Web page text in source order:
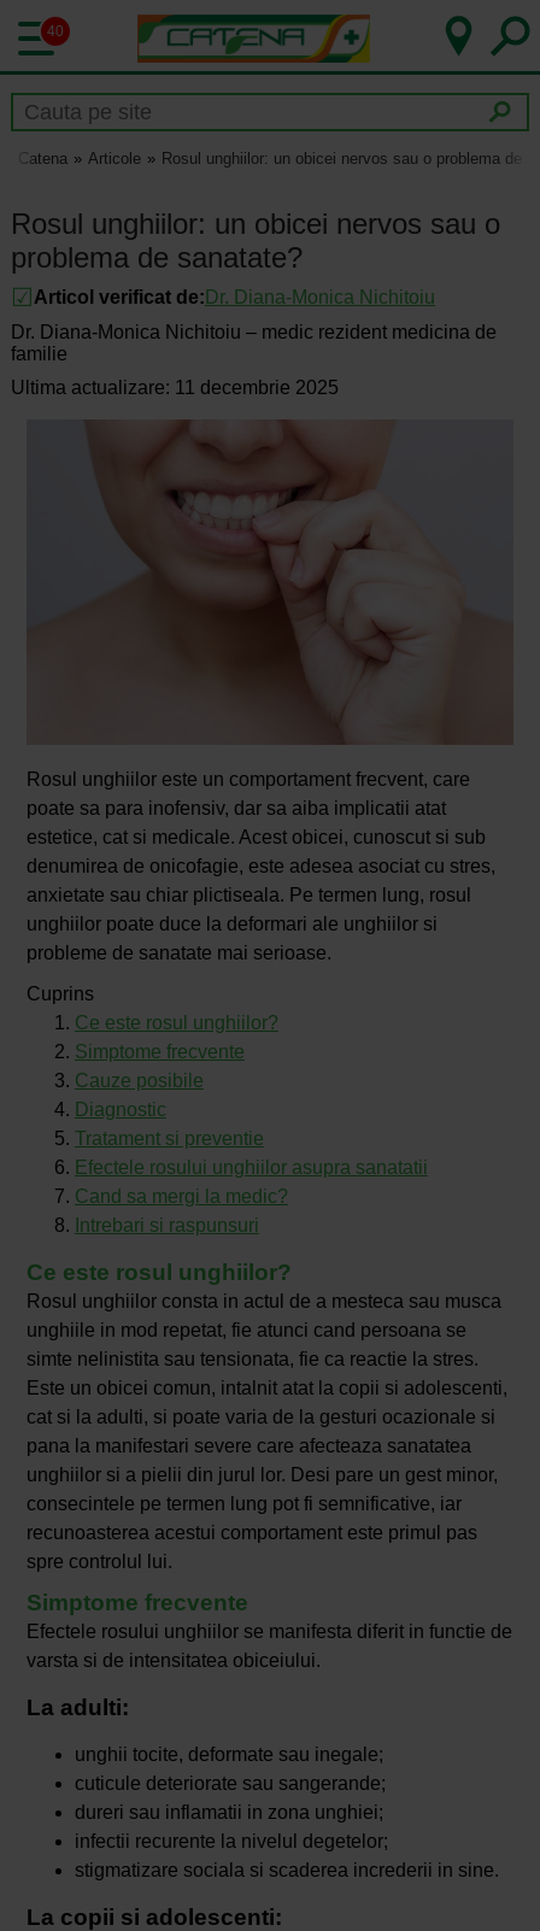
40
Catena Articole Rosul unghiilor: un obicei nervos sau o problema de
Rosul unghiilor: un obicei nervos sau o
problema de sanatate?
Articol verificat de: Dr. Diana-Monica Nichitoiu
Dr. Diana-Monica Nichitoiu – medic rezident medicina de
familie
Ultima actualizare: 11 decembrie 2025
Rosul unghiilor este un comportament frecvent, care
poate sa para inofensiv, dar sa aiba implicatii atat
estetice, cat si medicale. Acest obicei, cunoscut si sub
denumirea de onicofagie, este adesea asociat cu stres,
anxietate sau chiar plictiseala. Pe termen lung, rosul
unghiilor poate duce la deformari ale unghiilor si
probleme de sanatate mai serioase.
Cuprins
Ce este rosul unghiilor?
Simptome frecvente
Cauze posibile
Diagnostic
Tratament si preventie
Efectele rosului unghiilor asupra sanatatii
Cand sa mergi la medic?
Intrebari si raspunsuri
Ce este rosul unghiilor?
Rosul unghiilor consta in actul de a mesteca sau musca
unghiile in mod repetat, fie atunci cand persoana se
simte nelinistita sau tensionata, fie ca reactie la stres.
Este un obicei comun, intalnit atat la copii si adolescenti,
cat si la adulti, si poate varia de la gesturi ocazionale si
pana la manifestari severe care afecteaza sanatatea
unghiilor si a pielii din jurul lor. Desi pare un gest minor,
consecintele pe termen lung pot fi semnificative, iar
recunoasterea acestui comportament este primul pas
spre controlul lui.
Simptome frecvente
Efectele rosului unghiilor se manifesta diferit in functie de
varsta si de intensitatea obiceiului.
La adulti:
unghii tocite, deformate sau inegale;
cuticule deteriorate sau sangerande;
dureri sau inflamatii in zona unghiei;
infectii recurente la nivelul degetelor;
stigmatizare sociala si scaderea increderii in sine.
La copii si adolescenti: